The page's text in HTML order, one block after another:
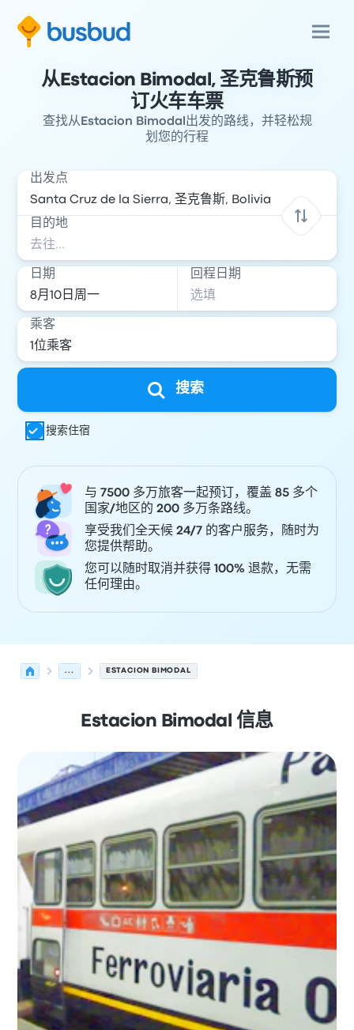
从Estacion Bimodal, 圣克鲁斯预
订火车车票
查找从Estacion Bimodal出发的路线，并轻松规
划您的行程
出发点
目的地
日期 回程日期
乘客
搜索
搜索住宿
与 7500 多万旅客一起预订，覆盖 85 多个
国家/地区的 200 多万条路线。
享受我们全天候 24/7 的客户服务，随时为
您提供帮助。
您可以随时取消并获得 100% 退款，无需
任何理由。
... ESTACION BIMODAL
Estacion Bimodal 信息